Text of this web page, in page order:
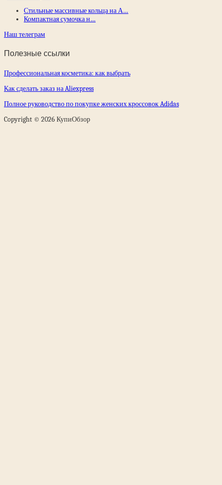
Стильные массивные кольца на А…
Компактная сумочка н…
Наш телеграм
Полезные ссылки
Профессиональная косметика: как выбрать
Как сделать заказ на Aliexpress
Полное руководство по покупке женских кроссовок Adidas
Copyright © 2026 КупиОбзор